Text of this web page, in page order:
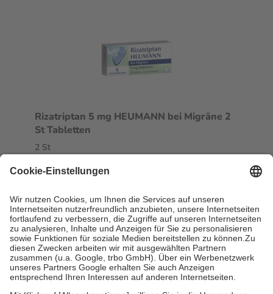
Rizatriptan 5 mg HEUMANN bei Migräne 2
St Tabletten
2 St
11,84 €
5,92 € / 1 St
sofort lieferbar
In den Warenkorb